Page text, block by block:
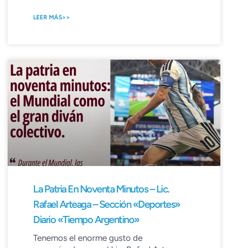
LEER MÁS>>
La Patria En Noventa Minutos – Lic.
Rafael Arteaga – Sección «Deportes»
Diario «Tiempo Argentino»
Tenemos el enorme gusto de